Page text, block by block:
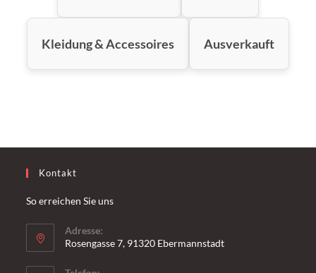
Kleidung & Accessoires Ausverkauft
Kontakt
So erreichen Sie uns
Adresse:
Rosengasse 7, 91320 Ebermannstadt